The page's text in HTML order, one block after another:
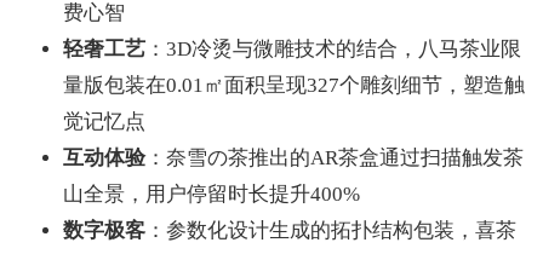
费心智
轻奢工艺 ：3D冷烫与微雕技术的结合，八马茶业限
量版包装在0.01㎡面积呈现327个雕刻细节，塑造触
觉记忆点
互动体验：奈雪の茶推出的AR茶盒通过扫描触发茶
山全景，用户停留时长提升400%
数字极客 ：参数化设计生成的拓扑结构包装，喜茶